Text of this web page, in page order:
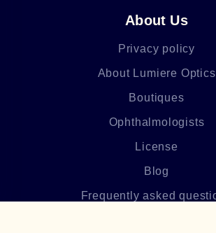
About Us
Privacy policy
About Lumiere Optics
Boutiques
Ophthalmologists
License
Blog
Frequently asked